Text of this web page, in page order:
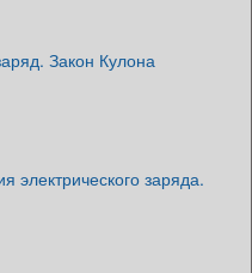
Закон Кулона
электрического заряда.